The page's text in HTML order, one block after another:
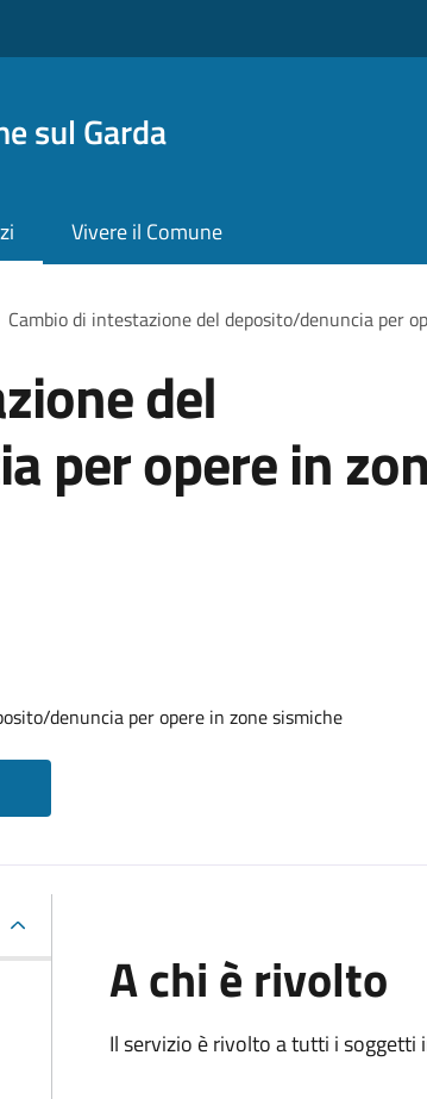
sul Garda
Vivere il Comune
Cambio di intestazione del deposito/denuncia per
del
per opere in
denuncia per opere in zone sismiche
A chi è rivolto
Il servizio è rivolto a tutti i soggetti